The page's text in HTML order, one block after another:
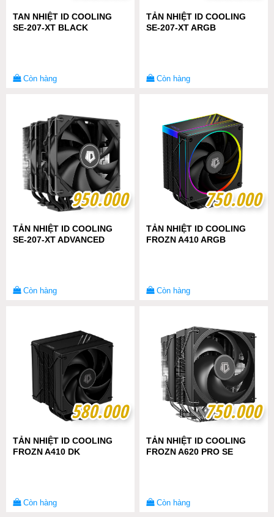
TAN NHIỆT ID COOLING
SE-207-XT BLACK
Còn hàng
TẢN NHIỆT ID COOLING
SE-207-XT ARGB
Còn hàng
950.000
950.000
TẢN NHIỆT ID COOLING
SE-207-XT ADVANCED
Còn hàng
750.000
750.000
TẢN NHIỆT ID COOLING
FROZN A410 ARGB
Còn hàng
580.000
580.000
TẢN NHIỆT ID COOLING
FROZN A410 DK
Còn hàng
750.000
750.000
TẢN NHIỆT ID COOLING
FROZN A620 PRO SE
Còn hàng